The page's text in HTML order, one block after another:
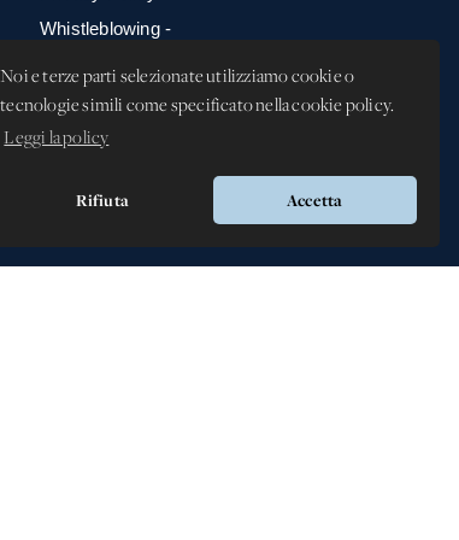
Noi e terze parti selezionate utilizziamo cookie o
tecnologie simili come specificato nella cookie policy.
Leggi la policy
Rifiuta Accetta
Whistleblowing -